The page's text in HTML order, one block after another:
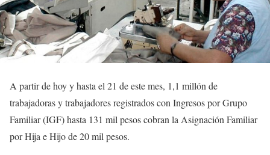
A partir de hoy y hasta el 21 de este mes, 1,1 millón de
trabajadoras y trabajadores registrados con Ingresos por Grupo
Familiar (IGF) hasta 131 mil pesos cobran la Asignación Familiar
por Hija e Hijo de 20 mil pesos.